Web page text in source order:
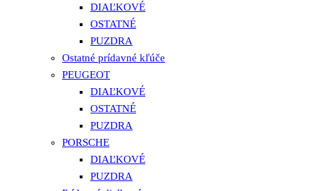
DIAĽKOVÉ
OSTATNÉ
PUZDRA
Ostatné prídavné kľúče
PEUGEOT
DIAĽKOVÉ
OSTATNÉ
PUZDRA
PORSCHE
DIAĽKOVÉ
PUZDRA